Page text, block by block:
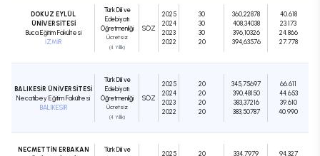
DOKUZ EYLÜL
ÜNİVERSİTESİ
Buca Eğitim Fakültesi
İZMİR
Türk Dili ve
Edebiyatı
Öğretmenliği
Ücretsiz
(4 Yıllık)
SÖZ
2025
2024
2023
2022
30
30
30
20
360,22878
408,34038
396,10326
394,63576
40.618
23.173
24.866
27.778
BALIKESİR ÜNİVERSİTESİ
Necatibey Eğitim Fakültesi
BALIKESİR
Türk Dili ve
Edebiyatı
Öğretmenliği
Ücretsiz
(4 Yıllık)
SÖZ
2025
2024
2023
2022
20
20
20
20
345,75697
390,48150
383,37216
383,50787
66.611
44.653
39.610
40.990
NECMETTİN ERBAKAN
Türk Dili ve
2025
20
334,7979
94.327